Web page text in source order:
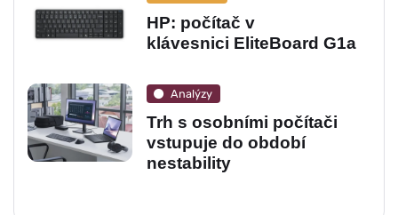
HP: počítač v
klávesnici EliteBoard G1a
Analýzy
Trh s osobními počítači
vstupuje do období
nestability